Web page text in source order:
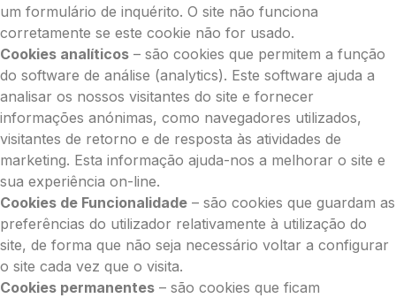
um formulário de inquérito. O site não funciona
corretamente se este cookie não for usado.
Cookies analíticos – são cookies que permitem a função
do software de análise (analytics). Este software ajuda a
analisar os nossos visitantes do site e fornecer
informações anónimas, como navegadores utilizados,
visitantes de retorno e de resposta às atividades de
marketing. Esta informação ajuda-nos a melhorar o site e
sua experiência on-line.
Cookies de Funcionalidade – são cookies que guardam as
preferências do utilizador relativamente à utilização do
site, de forma que não seja necessário voltar a configurar
o site cada vez que o visita.
Cookies permanentes – são cookies que ficam